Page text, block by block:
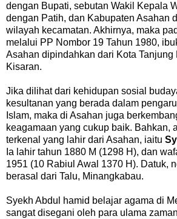
dengan Bupati, sebutan Wakil Kepala
dengan Patih, dan Kabupaten Asahan
wilayah kecamatan. Akhirnya, maka
melalui PP Nombor 19 Tahun 1980,
Asahan dipindahkan dari Kota Tanjung
Kisaran.
Jika dilihat dari kehidupan sosial
kesultanan yang berada dalam
Islam, maka di Asahan juga
keagamaan yang cukup baik. Bahkan,
terkenal yang lahir dari Asahan, iaitu
Ia lahir tahun 1880 M (1298 H), dan
1951 (10 Rabiul Awal 1370 H). Datuk,
berasal dari Talu, Minangkabau.
Syekh Abdul hamid belajar agama di
sangat disegani oleh para ulama